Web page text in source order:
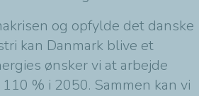
og opfylde det danske
kan Danmark blive et
ønsker vi at arbejde
% i 2050. Sammen kan vi